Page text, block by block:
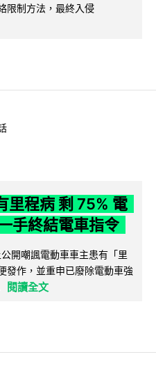
限制方法，最終入侵
里程病 剩 75% 電
手終結電車指令
開嘲諷電動車車主患有「里
發作，並重申已廢除電動車強
閱讀全文